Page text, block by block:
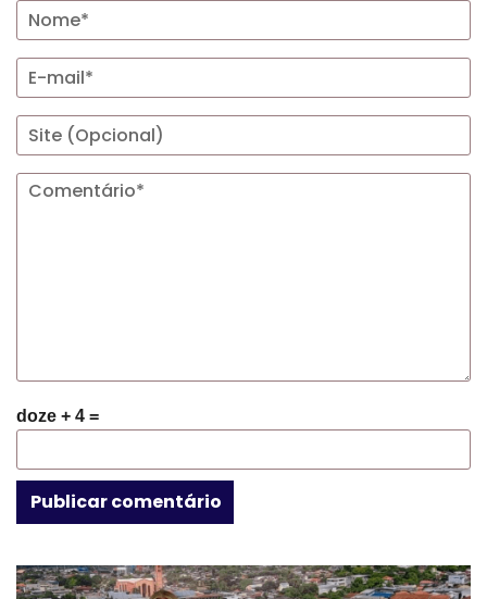
doze + 4 =